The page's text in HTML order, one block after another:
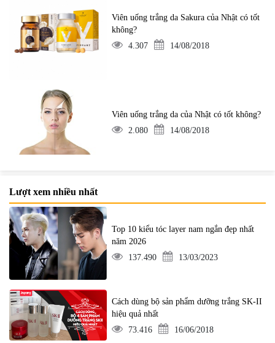
Viên uống trắng da Sakura của Nhật có tốt
không?
4.307
14/08/2018
Viên uống trắng da của Nhật có tốt không?
2.080
14/08/2018
Lượt xem nhiều nhất
Top 10 kiểu tóc layer nam ngắn đẹp nhất
năm 2026
137.490
13/03/2023
Cách dùng bộ sản phẩm dưỡng trắng SK-II
hiệu quả nhất
73.416
16/06/2018